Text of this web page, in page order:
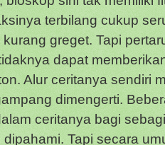
terbilang cukup
greget. Tapi
dapat
Alur ceritanya sendiri
dimengerti.
ceritanya bagi
Tapi secara